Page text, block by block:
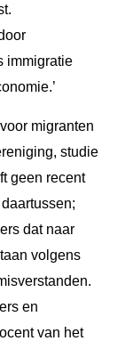
immigratie
migranten
studie
geen recent
dat naar
volgens
en
van het